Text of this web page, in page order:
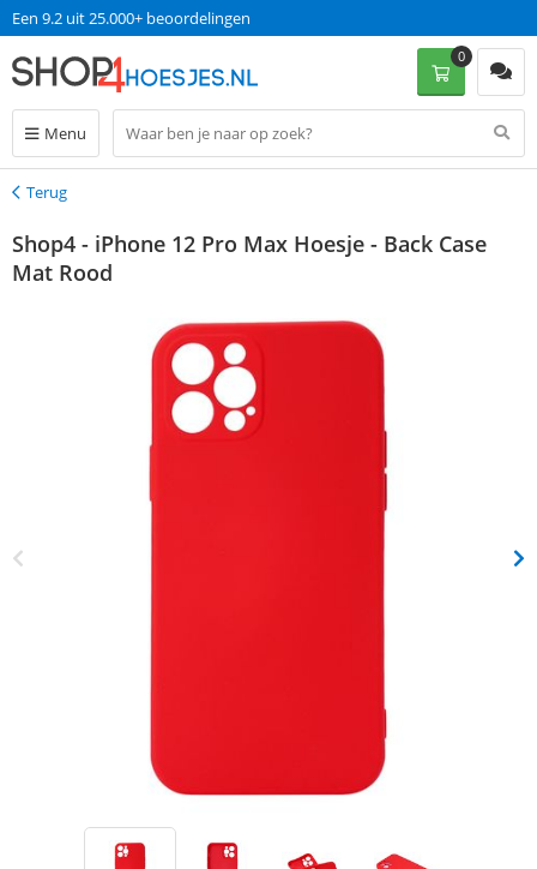
Een 9.2 uit 25.000+ beoordelingen
Menu
0
Terug
Terug
Shop4 - iPhone 12 Pro Max Hoesje - Back Case
Mat Rood